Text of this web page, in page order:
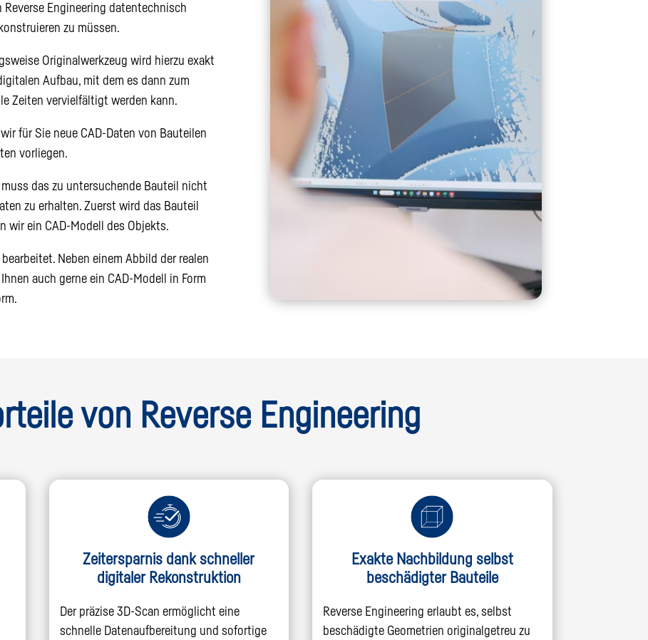
Engineering datentechnisch
zu müssen.
Originalwerkzeug wird hierzu exakt
Aufbau, mit dem es dann zum
Zeiten vervielfältigt werden kann.
für Sie neue CAD-Daten von Bauteilen
vorliegen.
muss das zu untersuchende Bauteil nicht
zu erhalten. Zuerst wird das Bauteil
wir ein CAD-Modell des Objekts.
Neben einem Abbild der realen
auch gerne ein CAD-Modell in Form
von Reverse Engineering
Zeitersparnis dank schneller
digitaler Rekonstruktion
Der präzise 3D-Scan ermöglicht eine
schnelle Datenaufbereitung und sofortige
Exakte Nachbildung selbst
beschädigter Bauteile
Reverse Engineering erlaubt es, selbst
beschädigte Geometrien originalgetreu zu